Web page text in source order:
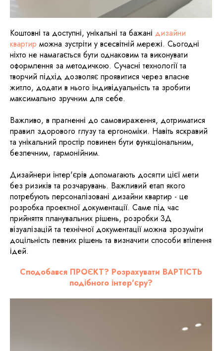
Коштовні та доступні, унікальні та бажані дизайни
квартир можна зустріти у всесвітній мережі. Сьогодні
ніхто не намагається бути однаковим та виконувати
оформлення за методичкою. Сучасні технології та
творчий підхід дозволяє проявитися через власне
житло, додати в нього індивідуальність та зробити
максимально зручним для себе.
Важливо, в прагненні до самовираження, дотриматися
правил здорового глузу та ергономіки. Навіть яскравий
та унікальний простір повинен бути функціональним,
безпечним, гармонійним.
Дизайнери інтер'єрів допомагають досягти цієї мети
без ризиків та розчарувань. Важливий етап якого
потребують персоналізовані дизайни квартир - це
розробка проектної документації. Саме під час
прийняття планувальних рішень, розробки 3Д
візуалізацій та технічної документації можна зрозуміти
доцільність певних рішень та визначити способи втілення
ідей.
Сподобався ПРОЄКТ? Розрахувати ВАРТІСТЬ
подібного інтер'єру?